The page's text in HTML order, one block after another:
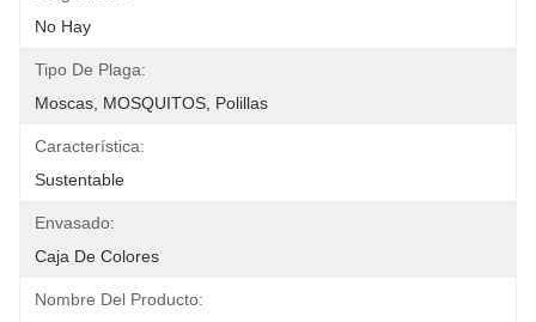
No Hay
Tipo De Plaga:
Moscas, MOSQUITOS, Polillas
Característica:
Sustentable
Envasado:
Caja De Colores
Nombre Del Producto: